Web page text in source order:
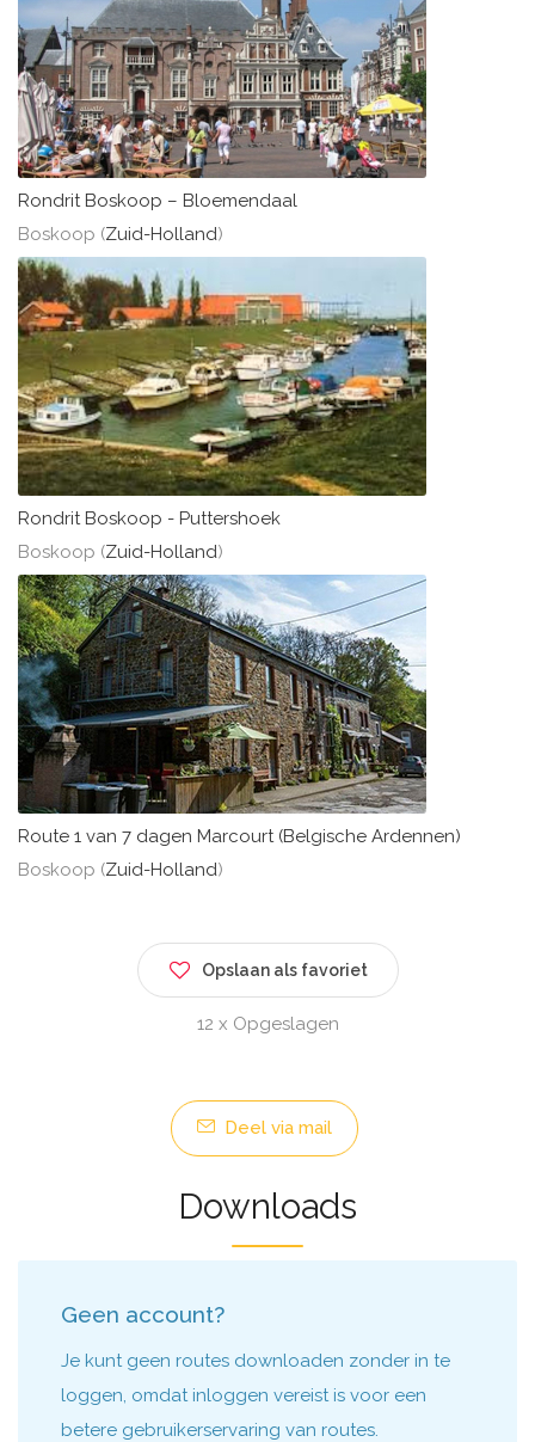
Rondrit Boskoop – Bloemendaal
Boskoop (Zuid-Holland)
Rondrit Boskoop - Puttershoek
Boskoop (Zuid-Holland)
Route 1 van 7 dagen Marcourt (Belgische Ardennen)
Boskoop (Zuid-Holland)
Opslaan als favoriet
12 x Opgeslagen
Deel via mail
Downloads
Geen account?
Je kunt geen routes downloaden zonder in te
loggen, omdat inloggen vereist is voor een
betere gebruikerservaring van routes.